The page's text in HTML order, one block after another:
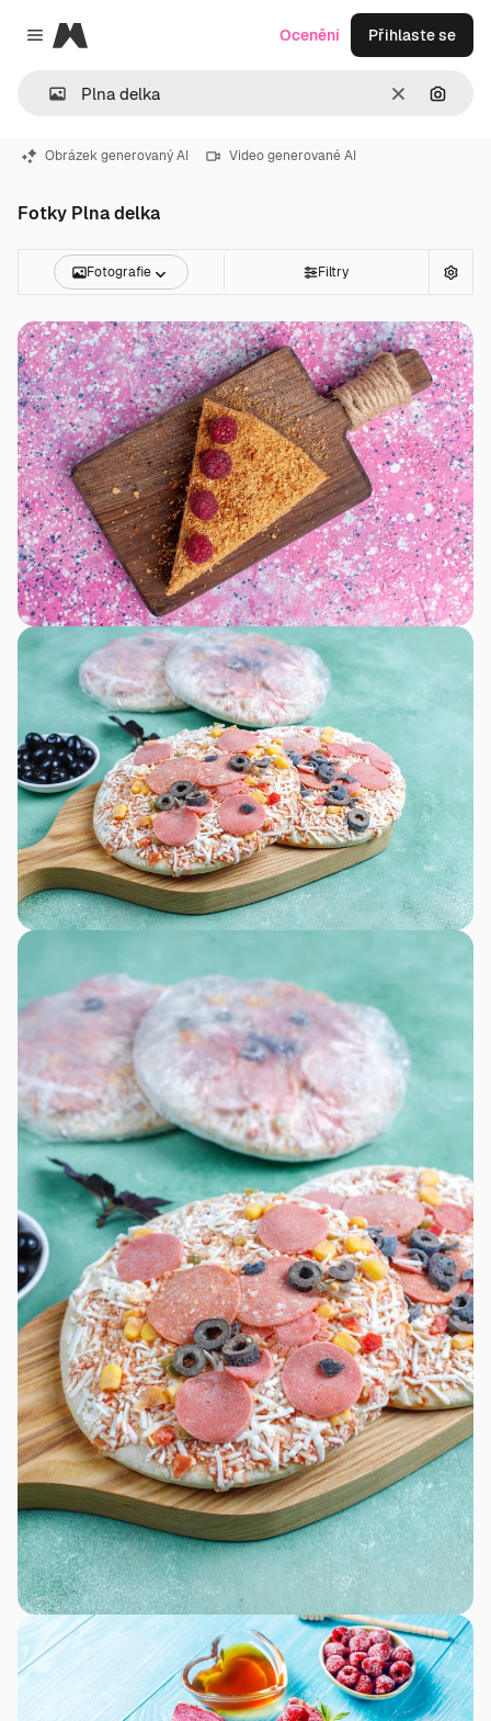
Close menu
Magnific
ZrušitHledat
Ocenění Přihlaste se
Obrázek generovaný AI Video generované AI
Fotky Plna delka
Fotografie Filtry